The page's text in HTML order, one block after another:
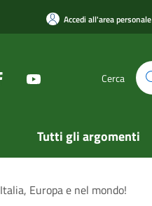
Accedi all'area personale
Cerca
Tutti gli argomenti
Europa e nel mondo!